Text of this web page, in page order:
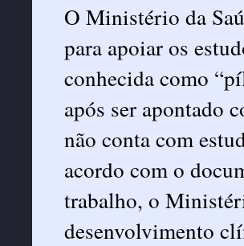
O Ministério da
para apoiar os
conhecida como
após ser apontado
não conta com
acordo com o
trabalho, o
desenvolvimento